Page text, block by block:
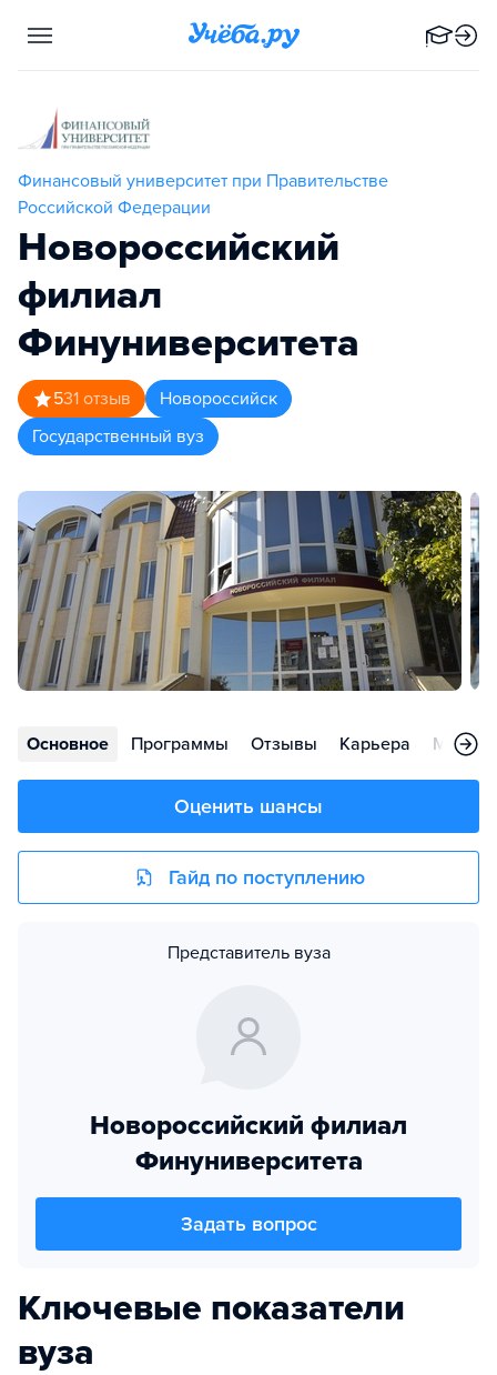
Финансовый университет при Правительстве
Российской Федерации
Новороссийский
филиал
Финуниверситета
531 отзыв
Новороссийск
Государственный вуз
Основное Программы Отзывы Карьера
Оценить шансы
Гайд по поступлению
Представитель вуза
Новороссийский филиал
Финуниверситета
Задать вопрос
Ключевые показатели
вуза